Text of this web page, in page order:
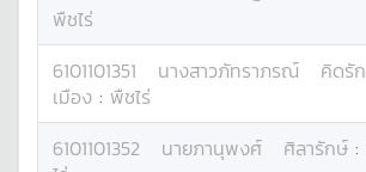
พืชไร่
6101101351 นางสาวภัทราภรณ์
คิดรัก
เมือง : พืชไร่
6101101352 นายภานุพงศ์ ศิลารักษ์ :